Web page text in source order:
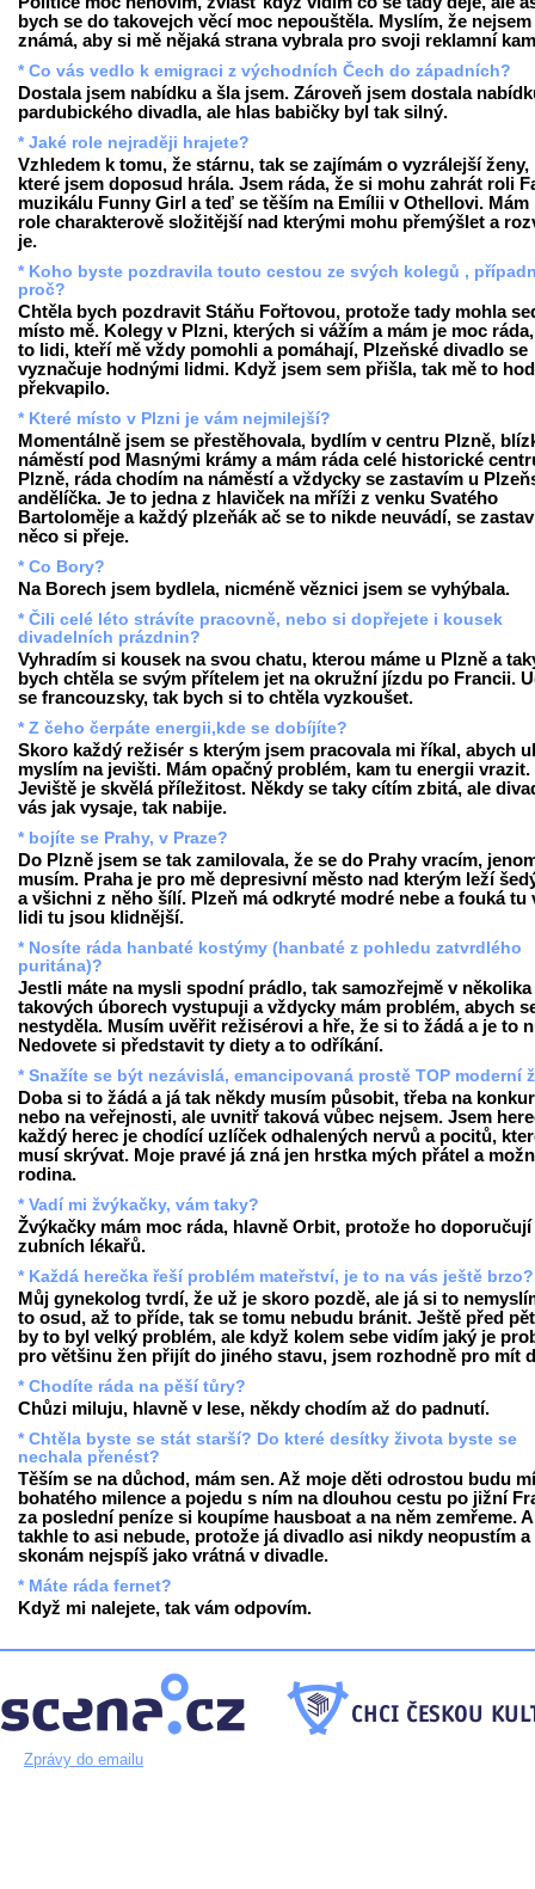
bych se do takovejch věcí moc nepouštěla. Myslím, že nejsem
známá, aby si mě nějaká strana vybrala pro svoji reklamní
* Co vás vedlo k emigraci z východních Čech do západních?
Dostala jsem nabídku a šla jsem. Zároveň jsem dostala
pardubického divadla, ale hlas babičky byl tak silný.
* Jaké role nejraději hrajete?
Vzhledem k tomu, že stárnu, tak se zajímám o vyzrálejší ženy,
které jsem doposud hrála. Jsem ráda, že si mohu zahrát roli
muzikálu Funny Girl a teď se těším na Emílii v Othellovi. Mám
role charakterově složitější nad kterými mohu přemýšlet a
je.
* Koho byste pozdravila touto cestou ze svých kolegů ,
proč?
Chtěla bych pozdravit Stáňu Fořtovou, protože tady mohla
místo mě. Kolegy v Plzni, kterých si vážím a mám je moc
to lidi, kteří mě vždy pomohli a pomáhají, Plzeňské divadlo se
vyznačuje hodnými lidmi. Když jsem sem přišla, tak mě to
překvapilo.
* Které místo v Plzni je vám nejmilejší?
Momentálně jsem se přestěhovala, bydlím v centru Plzně,
náměstí pod Masnými krámy a mám ráda celé historické
Plzně, ráda chodím na náměstí a vždycky se zastavím u
andělíčka. Je to jedna z hlaviček na mříži z venku Svatého
Bartoloměje a každý plzeňák ač se to nikde neuvádí, se
něco si přeje.
* Co Bory?
Na Borech jsem bydlela, nicméně věznici jsem se vyhýbala.
* Čili celé léto strávíte pracovně, nebo si dopřejete i kousek
divadelních prázdnin?
Vyhradím si kousek na svou chatu, kterou máme u Plzně a
bych chtěla se svým přítelem jet na okružní jízdu po Francii.
se francouzsky, tak bych si to chtěla vyzkoušet.
* Z čeho čerpáte energii,kde se dobíjíte?
Skoro každý režisér s kterým jsem pracovala mi říkal, abych
myslím na jevišti. Mám opačný problém, kam tu energii vrazit.
Jeviště je skvělá příležitost. Někdy se taky cítím zbitá, ale
vás jak vysaje, tak nabije.
* bojíte se Prahy, v Praze?
Do Plzně jsem se tak zamilovala, že se do Prahy vracím,
musím. Praha je pro mě depresivní město nad kterým leží
a všichni z něho šílí. Plzeň má odkryté modré nebe a fouká tu
lidi tu jsou klidnější.
* Nosíte ráda hanbaté kostýmy (hanbaté z pohledu zatvrdlého
puritána)?
Jestli máte na mysli spodní prádlo, tak samozřejmě v několika
takových úborech vystupuji a vždycky mám problém, abych
nestyděla. Musím uvěřit režisérovi a hře, že si to žádá a je to
Nedovete si představit ty diety a to odříkání.
* Snažíte se být nezávislá, emancipovaná prostě TOP moderní
Doba si to žádá a já tak někdy musím působit, třeba na
nebo na veřejnosti, ale uvnitř taková vůbec nejsem. Jsem
každý herec je chodící uzlíček odhalených nervů a pocitů,
musí skrývat. Moje pravé já zná jen hrstka mých přátel a
rodina.
* Vadí mi žvýkačky, vám taky?
Žvýkačky mám moc ráda, hlavně Orbit, protože ho doporučují
zubních lékařů.
* Každá herečka řeší problém mateřství, je to na vás ještě brzo?
Můj gynekolog tvrdí, že už je skoro pozdě, ale já si to
to osud, až to příde, tak se tomu nebudu bránit. Ještě před
by to byl velký problém, ale když kolem sebe vidím jaký je
pro většinu žen přijít do jiného stavu, jsem rozhodně pro mít
* Chodíte ráda na pěší tůry?
Chůzi miluju, hlavně v lese, někdy chodím až do padnutí.
* Chtěla byste se stát starší? Do které desítky života byste se
nechala přenést?
Těším se na důchod, mám sen. Až moje děti odrostou budu
bohatého milence a pojedu s ním na dlouhou cestu po jižní
za poslední peníze si koupíme hausboat a na něm zemřeme.
takhle to asi nebude, protože já divadlo asi nikdy neopustím a
skonám nejspíš jako vrátná v divadle.
* Máte ráda fernet?
Když mi nalejete, tak vám odpovím.
Zprávy do emailu